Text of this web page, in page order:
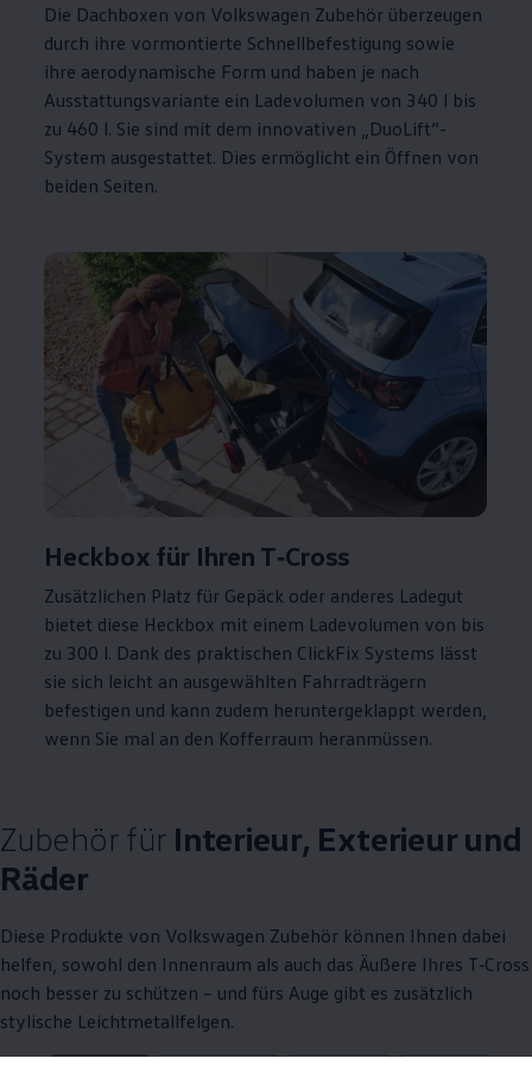
Die Dachboxen von Volkswagen Zubehör überzeugen
durch ihre vormontierte Schnellbefestigung sowie
ihre aerodynamische Form und haben je nach
Ausstattungsvariante ein Ladevolumen von 340 l bis
zu 460 l. Sie sind mit dem innovativen „DuoLift“-
System ausgestattet. Dies ermöglicht ein Öffnen von
beiden Seiten.
Heckbox für Ihren T‑Cross
Zusätzlichen Platz für Gepäck oder anderes Ladegut
bietet diese Heckbox mit einem Ladevolumen von bis
zu 300 l. Dank des praktischen ClickFix Systems lässt
sie sich leicht an ausgewählten Fahrradträgern
befestigen und kann zudem heruntergeklappt werden,
wenn Sie mal an den Kofferraum heranmüssen.
Zubehörfür Interieur, Exterieur und
Räder
Diese Produkte von Volkswagen Zubehör können Ihnen dabei
helfen, sowohl den Innenraum als auch das Äußere Ihres T‑Cross
noch besser zu schützen – und fürs Auge gibt es zusätzlich
stylische Leichtmetallfelgen.
11 von 11 Details